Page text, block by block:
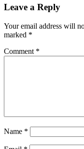
Leave a Reply
Your email address will
marked *
Comment *
Name *